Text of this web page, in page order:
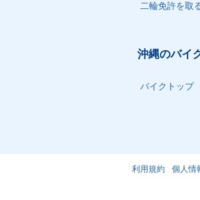
二輪免許を取
沖縄のバイ
バイクトップ
利用規約 個人情